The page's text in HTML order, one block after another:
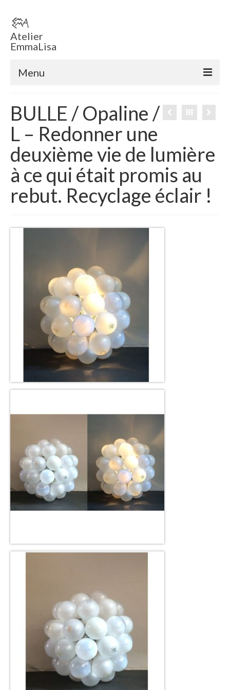
Atelier
EmmaLisa
Menu
Boutique en ligne
Tableaux
Sculptures
ECHEC EMMA ‘ T
Voiles
Sculptures éclairées
BULLE / Opaline /
L – Redonner une
deuxième vie de lumière
à ce qui était promis au
rebut. Recyclage éclair !